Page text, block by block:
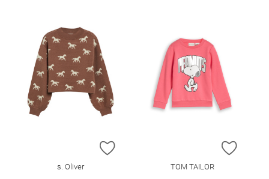
ZUR WUNSCHLISTE HINZUFÜGEN
s. Oliver
ZUR
TOM TAILOR